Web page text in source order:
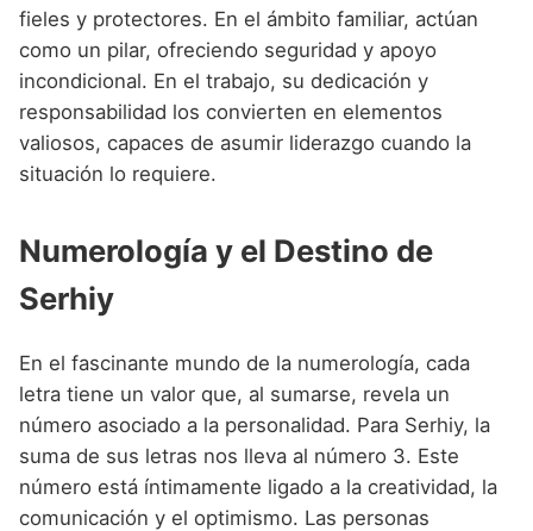
fieles y protectores. En el ámbito familiar, actúan
como un pilar, ofreciendo seguridad y apoyo
incondicional. En el trabajo, su dedicación y
responsabilidad los convierten en elementos
valiosos, capaces de asumir liderazgo cuando la
situación lo requiere.
Numerología y el Destino de
Serhiy
En el fascinante mundo de la numerología, cada
letra tiene un valor que, al sumarse, revela un
número asociado a la personalidad. Para Serhiy, la
suma de sus letras nos lleva al número 3. Este
número está íntimamente ligado a la creatividad, la
comunicación y el optimismo. Las personas